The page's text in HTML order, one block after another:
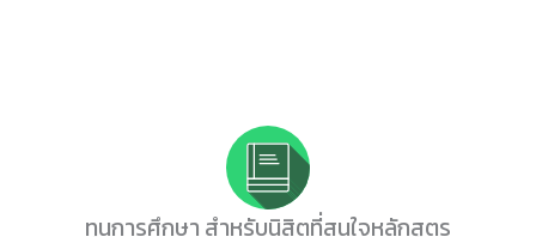
ทุนการศึกษา สำหรับนิสิตที่สนใจหลักสูตร